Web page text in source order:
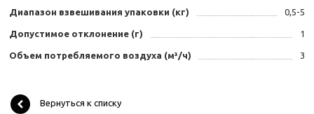
Диапазон взвешивания упаковки (кг) 0,5-5
Допустимое отклонение (г) 1
Объем потребляемого воздуха (м³/ч) 3
Вернуться к списку